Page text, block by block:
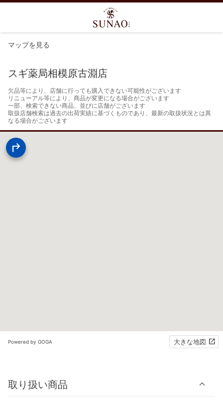
マップを見る
スギ薬局相模原古淵店
欠品等により、店舗に行っても購入できない可能性がございます
リニューアル等により、商品が変更になる場合がございます
一部、検索できない商品、並びに店舗がございます
取扱店舗検索は過去の出荷実績に基づくものであり、最新の取扱状況とは異
なる場合がございます
Powered by GOGA 大きな地図
取り扱い商品